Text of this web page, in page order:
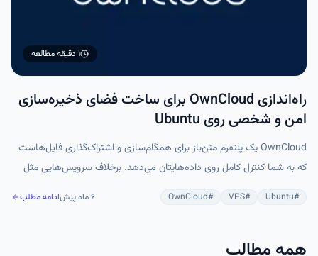
۱ دقیقه مطالعه
راه‌اندازی OwnCloud برای ساخت فضای ذخیره‌سازی
امن و شخصی روی Ubuntu
OwnCloud یک پلتفرم متن‌باز برای همگام‌سازی و اشتراک‌گذاری فایل‌هاست
که به شما کنترل کامل روی داده‌هایتان می‌دهد. برخلاف سرویس‌هایی مثل
#
Ubuntu
#
VPS
#
OwnCloud ۶ ماه پیش ادامه مطلب
همه مطالب